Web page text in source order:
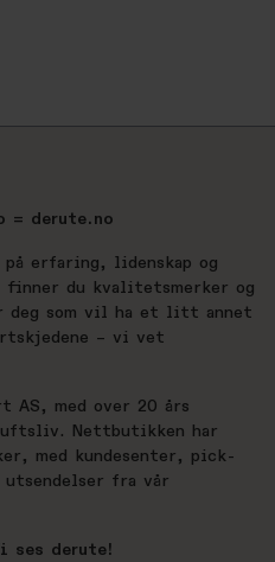
= derute.no
erfaring, lidenskap og
finner du kvalitetsmerker og
deg som vil ha et litt annet
– vi vet
AS, med over 20 års
Nettbutikken har
med kundesenter, pick-
fra vår
ses derute!